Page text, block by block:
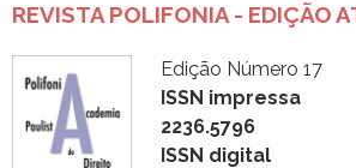
REVISTA POLIFONIA - EDIÇÃO
Edição Número 17
ISSN impressa
2236.5796
ISSN digital